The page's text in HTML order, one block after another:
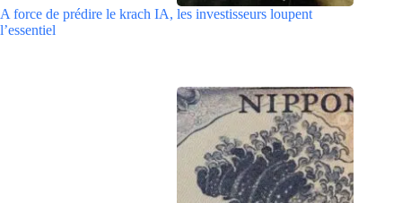
A force de prédire le krach IA, les investisseurs loupent
l’essentiel